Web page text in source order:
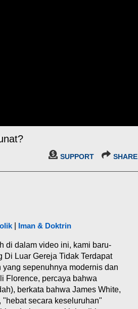
SUPPORT SHARE
Iman & Doktrin
di dalam video ini, kami baru-
Di Luar Gereja Tidak Terdapat
sepenuhnya modernis dan
Florence, percaya bahwa
berkata bahwa James White,
secara keseluruhan"